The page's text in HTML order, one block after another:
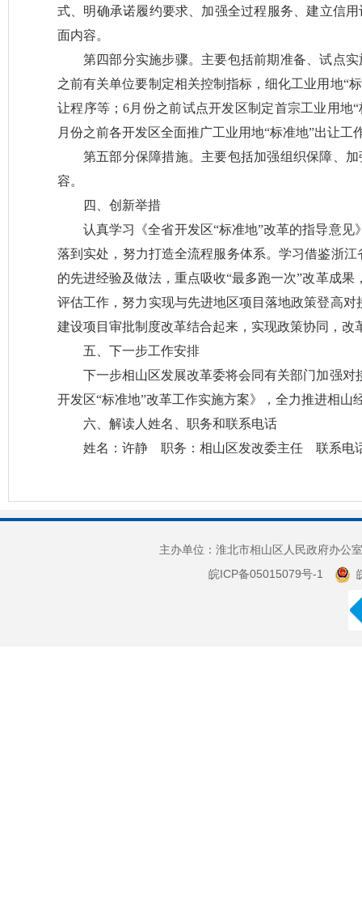
式、明确承诺履约要求、加强全过程服务、建立信
面内容。
第四部分实施步骤。主要包括前期准备、试点
之前有关单位要制定相关控制指标，细化工业用地“
让程序等；6月份之前试点开发区制定首宗工业用地
月份之前各开发区全面推广工业用地“标准地”出让工
第五部分保障措施。主要包括加强组织保障、
容。
四、创新举措
认真学习《全省开发区“标准地”改革的指导意
落到实处，努力打造全流程服务体系。学习借鉴浙江
的先进经验及做法，重点吸收“最多跑一次”改革成
评估工作，努力实现与先进地区项目落地政策登高
建设项目审批制度改革结合起来，实现政策协同，改
五、下一步工作安排
下一步相山区发展改革委将会同有关部门加强
开发区“标准地”改革工作实施方案》，全力推进相山
六、解读人姓名、职务和联系电话
姓名：许静 职务：相山区发改委主任 联系电
主办单位：淮北市相山区人民政府办
皖ICP备05015079号-1